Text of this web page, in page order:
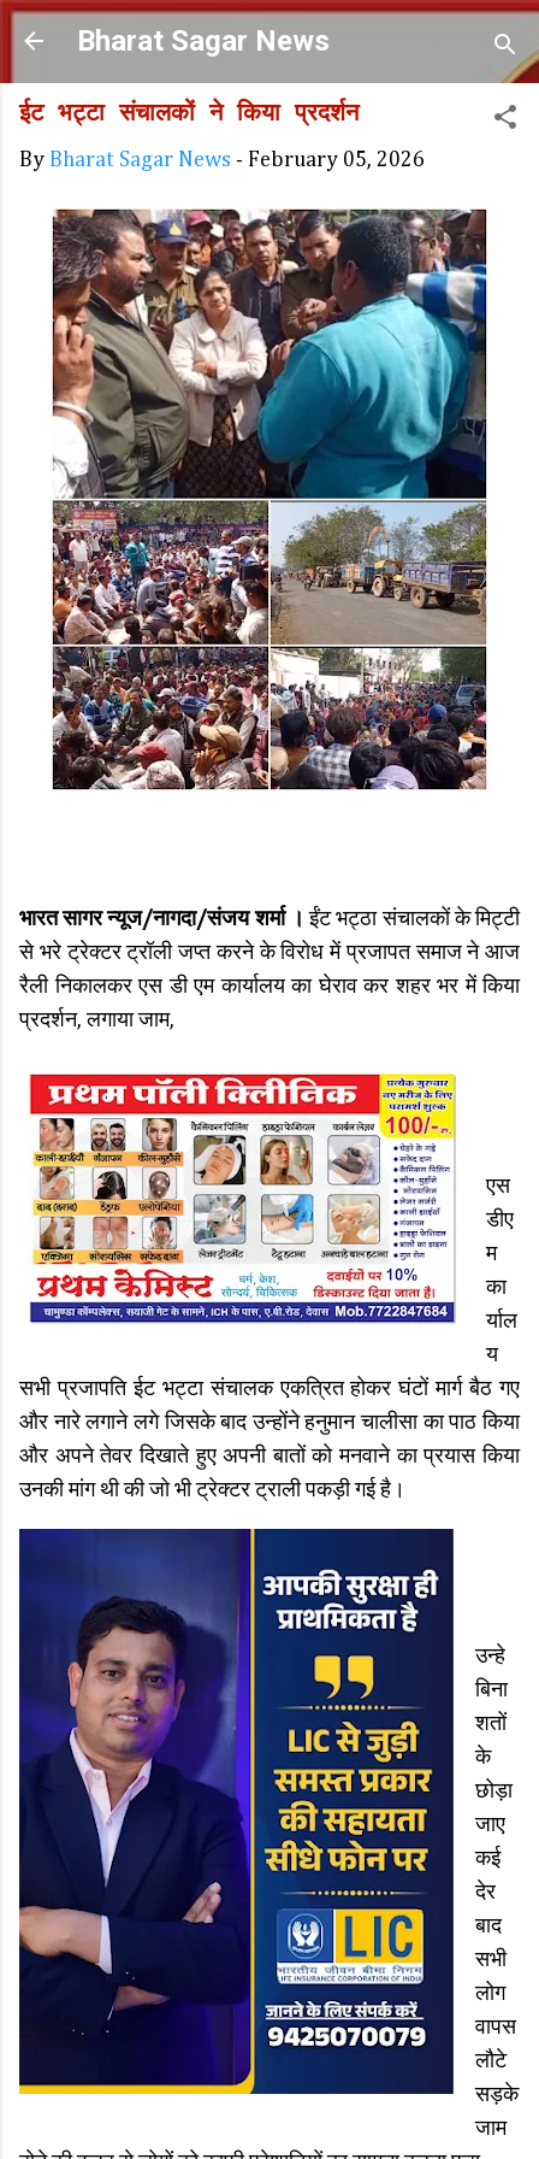
Skip to main content
Bharat Sagar News
ईट भट्टा संचालकों ने किया प्रदर्शन
By Bharat Sagar News - February 05, 2026
भारत सागर न्यूज/नागदा/संजय शर्मा । ईंट भट्ठा संचालकों के मिट्टी
से भरे ट्रेक्टर ट्रॉली जप्त करने के विरोध में प्रजापत समाज ने आज
रैली निकालकर एस डी एम कार्यालय का घेराव कर शहर भर में किया
प्रदर्शन, लगाया जाम,
एस
डीए
म
का
र्याल
य
सभी प्रजापति ईट भट्टा संचालक एकत्रित होकर घंटों मार्ग बैठ गए
और नारे लगाने लगे जिसके बाद उन्होंने हनुमान चालीसा का पाठ किया
और अपने तेवर दिखाते हुए अपनी बातों को मनवाने का प्रयास किया
उनकी मांग थी की जो भी ट्रेक्टर ट्राली पकड़ी गई है।
उन्हे
बिना
शतों
के
छोड़ा
जाए
कई
देर
बाद
सभी
लोग
वापस
लौटे
सड़के
जाम